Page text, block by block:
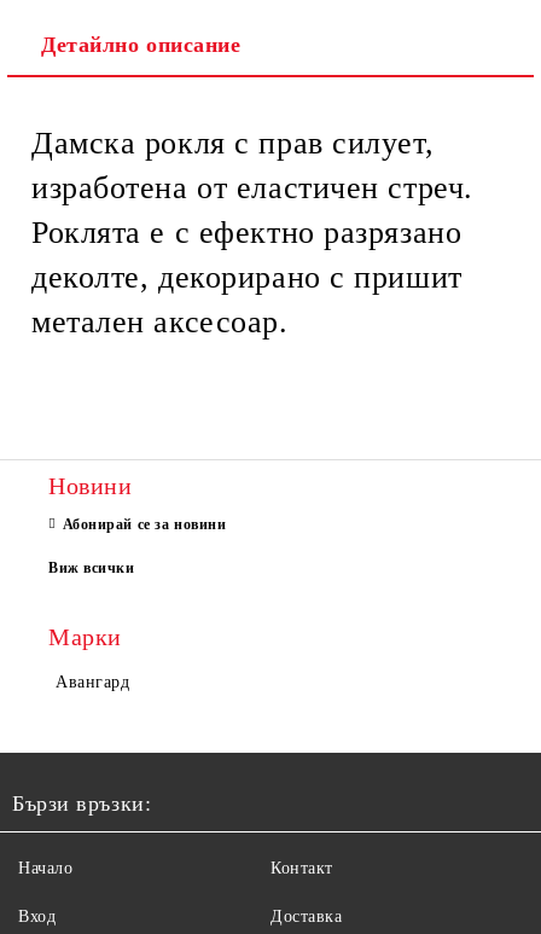
Детайлно описание
Дамска рокля с прав силует,
изработена от еластичен стреч.
Роклята е с ефектно разрязано
деколте, декорирано с пришит
метален аксесоар.
Новини
Абонирай се за новини
Виж всички
Марки
Авангард
Бързи връзки:
Начало
Вход
Контакт
Доставка